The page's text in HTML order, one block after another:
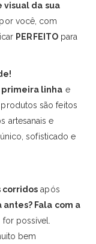
da sua
você, com
PERFEITOpara
linha e
são feitos
artesanais e
sofisticado e
corridos após
antes? Fala com a
possível.
bem